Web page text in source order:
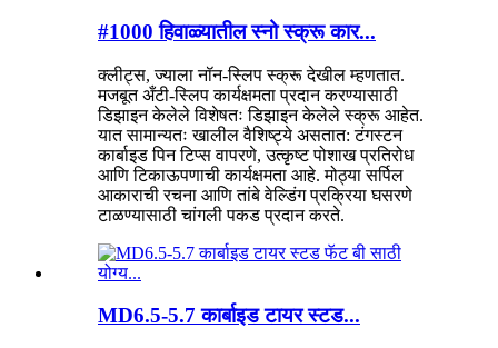
#1000 हिवाळ्यातील स्नो स्क्रू कार...
क्लीट्स, ज्याला नॉन-स्लिप स्क्रू देखील म्हणतात.
मजबूत अँटी-स्लिप कार्यक्षमता प्रदान करण्यासाठी
डिझाइन केलेले विशेषतः डिझाइन केलेले स्क्रू आहेत.
यात सामान्यतः खालील वैशिष्ट्ये असतात: टंगस्टन
कार्बाइड पिन टिप्स वापरणे, उत्कृष्ट पोशाख प्रतिरोध
आणि टिकाऊपणाची कार्यक्षमता आहे. मोठ्या सर्पिल
आकाराची रचना आणि तांबे वेल्डिंग प्रक्रिया घसरणे
टाळण्यासाठी चांगली पकड प्रदान करते.
MD6.5-5.7 कार्बाइड टायर स्टड...